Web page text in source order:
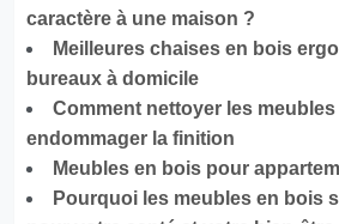
caractère à une maison ?
Meilleures chaises en bois
bureaux à domicile
Comment nettoyer les
endommager la finition
Meubles en bois pour
Pourquoi les meubles en bois